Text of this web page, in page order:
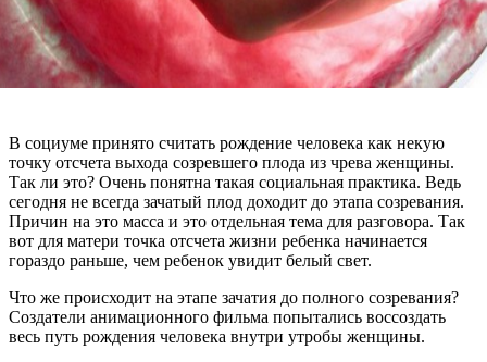
В социуме принято считать рождение человека как некую
точку отсчета выхода созревшего плода из чрева женщины.
Так ли это? Очень понятна такая социальная практика. Ведь
сегодня не всегда зачатый плод доходит до этапа созревания.
Причин на это масса и это отдельная тема для разговора. Так
вот для матери точка отсчета жизни ребенка начинается
гораздо раньше, чем ребенок увидит белый свет.
Что же происходит на этапе зачатия до полного созревания?
Создатели анимационного фильма попытались воссоздать
весь путь рождения человека внутри утробы женщины.